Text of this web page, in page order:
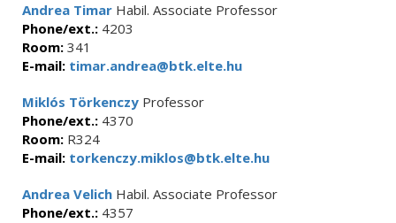
Andrea Timar Habil. Associate Professor
Phone/ext.: 4203
Room: 341
E-mail: timar.andrea@btk.elte.hu
Miklós Törkenczy Professor
Phone/ext.: 4370
Room: R324
E-mail: torkenczy.miklos@btk.elte.hu
Andrea Velich Habil. Associate Professor
Phone/ext.: 4357